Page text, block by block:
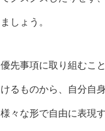
ましょう。
優先事項に取り組むこ
けるものから、自分自
様々な形で自由に表現